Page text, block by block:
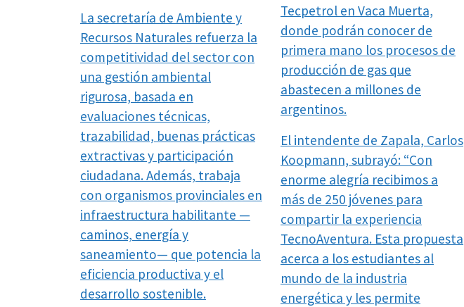
La secretaría de Ambiente y
Recursos Naturales refuerza la
competitividad del sector con
una gestión ambiental
rigurosa, basada en
evaluaciones técnicas,
trazabilidad, buenas prácticas
extractivas y participación
ciudadana. Además, trabaja
con organismos provinciales en
infraestructura habilitante —
caminos, energía y
saneamiento— que potencia la
eficiencia productiva y el
desarrollo sostenible.
Tecpetrol en Vaca Muerta,
donde podrán conocer de
primera mano los procesos de
producción de gas que
abastecen a millones de
argentinos.
El intendente de Zapala, Carlos
Koopmann, subrayó: “Con
enorme alegría recibimos a
más de 250 jóvenes para
compartir la experiencia
TecnoAventura. Esta propuesta
acerca a los estudiantes al
mundo de la industria
energética y les permite